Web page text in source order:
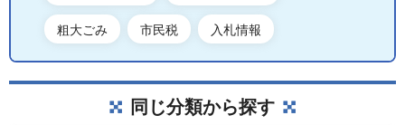
粗大ごみ 市民税 入札情報
同じ分類から探す